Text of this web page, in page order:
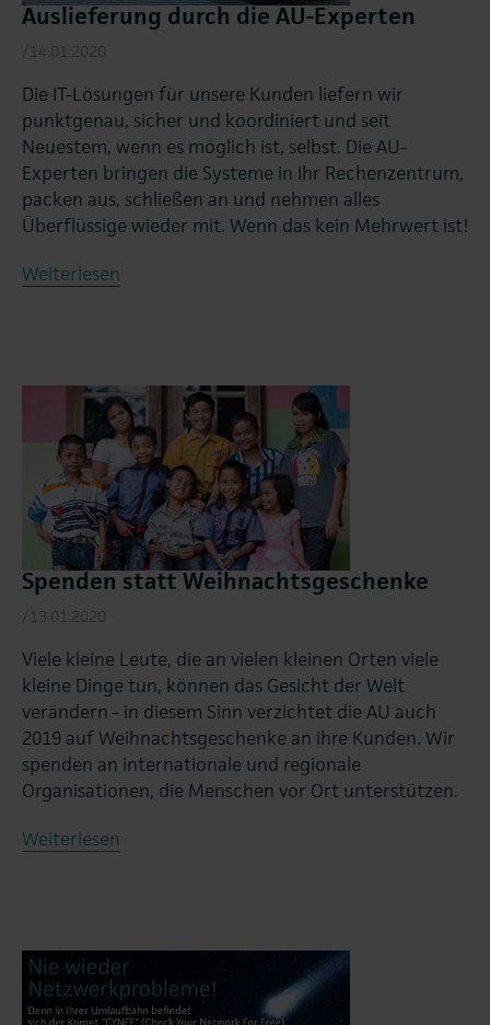
Auslieferung durch die AU-Experten
/14.01.2020
Die IT-Lösungen für unsere Kunden liefern wir
punktgenau, sicher und koordiniert und seit
Neuestem, wenn es möglich ist, selbst. Die AU-
Experten bringen die Systeme in Ihr Rechenzentrum,
packen aus, schließen an und nehmen alles
Überflüssige wieder mit. Wenn das kein Mehrwert ist!
Weiterlesen
Spenden statt Weihnachtsgeschenke
/13.01.2020
Viele kleine Leute, die an vielen kleinen Orten viele
kleine Dinge tun, können das Gesicht der Welt
verändern - in diesem Sinn verzichtet die AU auch
2019 auf Weihnachtsgeschenke an ihre Kunden. Wir
spenden an internationale und regionale
Organisationen, die Menschen vor Ort unterstützen.
Weiterlesen